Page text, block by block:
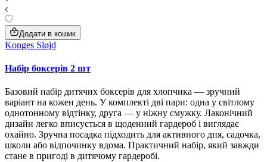
Додати в кошик
Konges Sløjd
Набір боксерів 2 шт
Базовий набір дитячих боксерів для хлопчика — зручний
варіант на кожен день. У комплекті дві пари: одна у світлому
однотонному відтінку, друга — у ніжну смужку. Лаконічний
дизайн легко вписується в щоденний гардероб і виглядає
охайно. Зручна посадка підходить для активного дня, садочка,
школи або відпочинку вдома. Практичний набір, який завжди
стане в пригоді в дитячому гардеробі.